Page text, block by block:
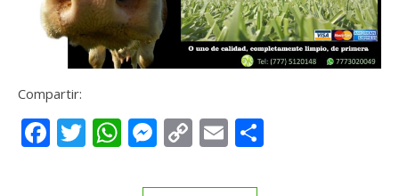
Compartir:
Facebook
Twitter
WhatsApp
Messenger
CopyEmail